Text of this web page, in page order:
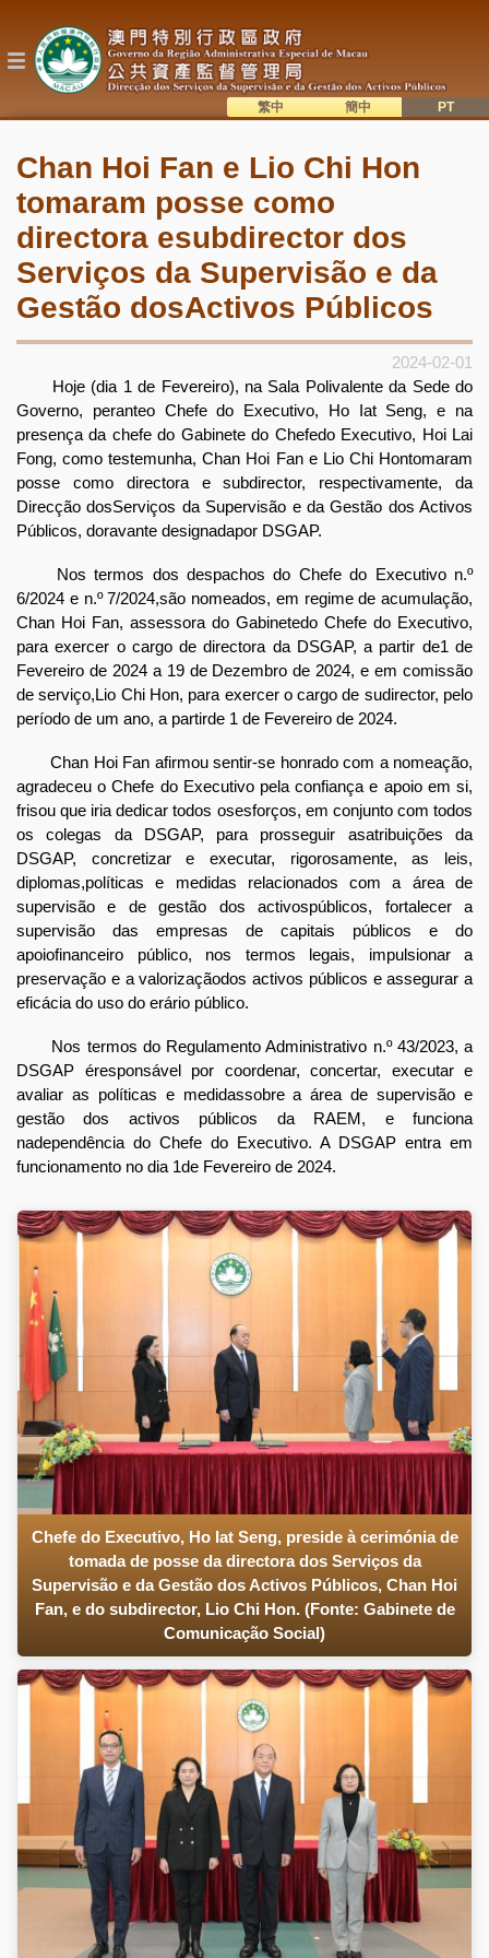
o
conteúdo
錄
Chan Hoi Fan e Lio Chi Hon
tomaram posse como
directora esubdirector dos
Serviços da Supervisão e da
Gestão dosActivos Públicos
2024-02-01
Hoje (dia 1 de Fevereiro), na Sala Polivalente da Sede do
Governo, peranteo Chefe do Executivo, Ho Iat Seng, e na
presença da chefe do Gabinete do Chefedo Executivo, Hoi Lai
Fong, como testemunha, Chan Hoi Fan e Lio Chi Hontomaram
posse como directora e subdirector, respectivamente, da
Direcção dosServiços da Supervisão e da Gestão dos Activos
Públicos, doravante designadapor DSGAP.
Nos termos dos despachos do Chefe do Executivo n.º
6/2024 e n.º 7/2024,são nomeados, em regime de acumulação,
Chan Hoi Fan, assessora do Gabinetedo Chefe do Executivo,
para exercer o cargo de directora da DSGAP, a partir de1 de
Fevereiro de 2024 a 19 de Dezembro de 2024, e em comissão
de serviço,Lio Chi Hon, para exercer o cargo de sudirector, pelo
período de um ano, a partirde 1 de Fevereiro de 2024.
Chan Hoi Fan afirmou sentir-se honrado com a nomeação,
agradeceu o Chefe do Executivo pela confiança e apoio em si,
frisou que iria dedicar todos osesforços, em conjunto com todos
os colegas da DSGAP, para prosseguir asatribuições da
DSGAP, concretizar e executar, rigorosamente, as leis,
diplomas,políticas e medidas relacionados com a área de
supervisão e de gestão dos activospúblicos, fortalecer a
supervisão das empresas de capitais públicos e do
apoiofinanceiro público, nos termos legais, impulsionar a
preservação e a valorizaçãodos activos públicos e assegurar a
eficácia do uso do erário público.
Nos termos do Regulamento Administrativo n.º 43/2023, a
DSGAP éresponsável por coordenar, concertar, executar e
avaliar as políticas e medidassobre a área de supervisão e
gestão dos activos públicos da RAEM, e funciona
nadependência do Chefe do Executivo. A DSGAP entra em
funcionamento no dia 1de Fevereiro de 2024.
Chefe do Executivo, Ho Iat Seng, preside à cerimónia de
tomada de posse da directora dos Serviços da
Supervisão e da Gestão dos Activos Públicos, Chan Hoi
Fan, e do subdirector, Lio Chi Hon. (Fonte: Gabinete de
Comunicação Social)